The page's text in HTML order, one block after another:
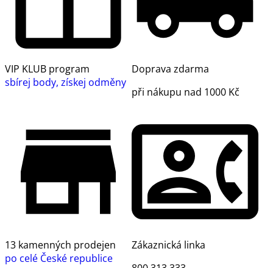
VIP KLUB program
sbírej body, získej odměny
Doprava zdarma
při nákupu nad 1000 Kč
13 kamenných prodejen
po celé České republice
Zákaznická linka